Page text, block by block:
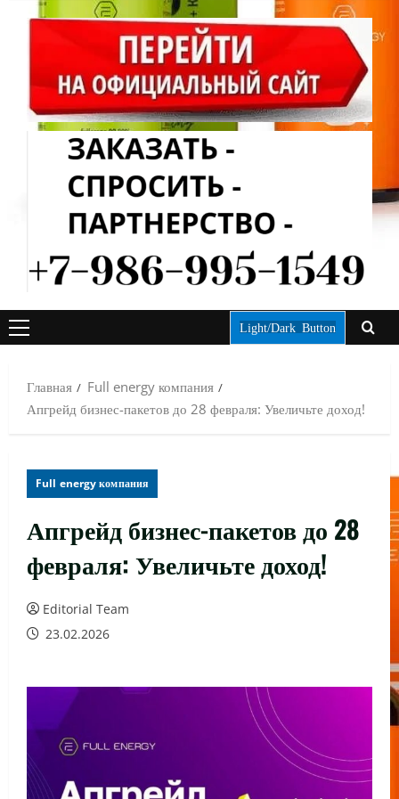
ОСНОВНОЕ
Light/Dark Button
Главная
Full energy компания
Апгрейд бизнес-пакетов до 28 февраля: Увеличьте доход!
Full energy компания
Апгрейд бизнес-пакетов до 28
февраля: Увеличьте доход!
Editorial Team
23.02.2026